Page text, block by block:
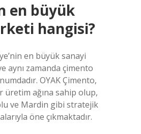
en büyük
hangisi?
en büyük sanayi
aynı zamanda çimento
OYAK Çimento,
üretim ağına sahip olup,
ve Mardin gibi stratejik
öne çıkmaktadır.